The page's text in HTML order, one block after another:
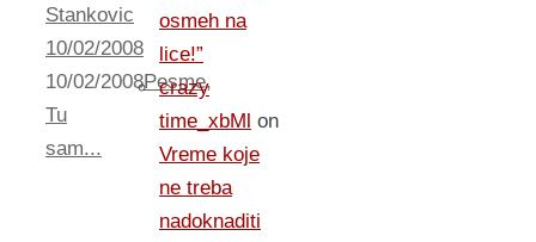
Stankovic
10/02/2008
10/02/2008Pesme,
Tu
sam...
osmeh na
lice!”
crazy
time_xbMl on
Vreme koje
ne treba
nadoknaditi